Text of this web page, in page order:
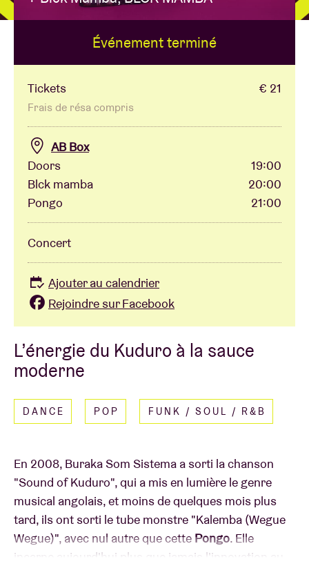
Location de salles
BRDCST
ABtv
Chèque-concert
À propos de l'AB
Contact
L’énergie du Kuduro à la sauce
moderne
DANCE POP FUNK / SOUL / R&B
En 2008, Buraka Som Sistema a sorti la chanson
"Sound of Kuduro", qui a mis en lumière le genre
musical angolais, et moins de quelques mois plus
tard, ils ont sorti le tube monstre "Kalemba (Wegue
Wegue)", avec nul autre que cette Pongo. Elle
incarne aujourd'hui plus que jamais l'innovation au
Événement terminé
Tickets € 21
Frais de résa compris
AB Box
Doors
19:00
Blck mamba
20:00
Pongo
21:00
Concert
Ajouter au calendrier
Rejoindre sur Facebook